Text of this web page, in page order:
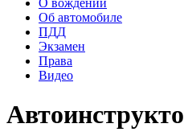
О вождении
Об автомобиле
ПДД
Экзамен
Права
Видео